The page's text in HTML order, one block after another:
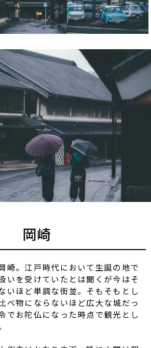
岡崎
崎。江戸時代において生誕の地で
いを受けていたとは聞くが今はそ
いほど単調な街並。そもそもとし
べ物にならないほど広大な城だっ
でお陀仏になった時点で観光とし